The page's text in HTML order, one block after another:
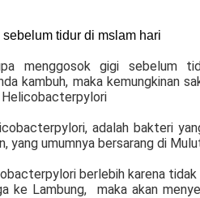
tidur di mslam hari
menggosok gigi sebelum
kambuh, maka kemungkinan
adalah bakteri
yang umumnya bersarang di
berlebih karena
ke Lambung, maka akan